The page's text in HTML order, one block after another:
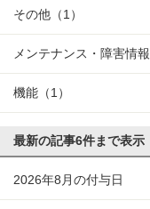
その他 （1）
メンテナンス・障害情報
機能 （1）
最新の記事6件まで表示
2026年8月の付与日